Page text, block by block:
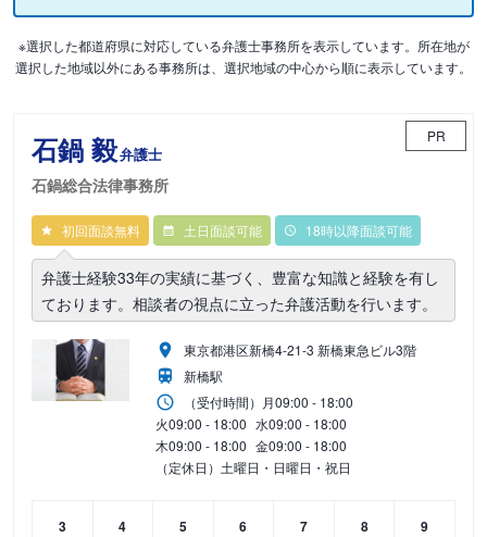
※選択した都道府県に対応している弁護士事務所を表示しています。所在地が
選択した地域以外にある事務所は、選択地域の中心から順に表示しています。
石鍋 毅弁護士
石鍋総合法律事務所
PR
初回面談無料 土日面談可能 18時以降面談可能
弁護士経験33年の実績に基づく、豊富な知識と経験を有し
ております。相談者の視点に立った弁護活動を行います。
東京都港区新橋4-21-3 新橋東急ビル3階
新橋駅
（受付時間） 月09:00 - 18:00
火09:00 - 18:00 水09:00 - 18:00
木09:00 - 18:00 金09:00 - 18:00
（定休日）土曜日・日曜日・祝日
3
4
5
6
7
8
9